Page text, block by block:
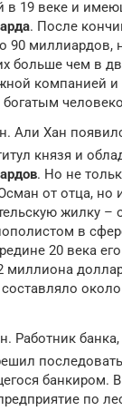
19 веке и
. После
90 миллиардов,
больше чем в
компанией и
Али Хан
князя и
. Но не
от отца, но
жилку –
в
20 века
миллиона
Работник
банкиром.
по